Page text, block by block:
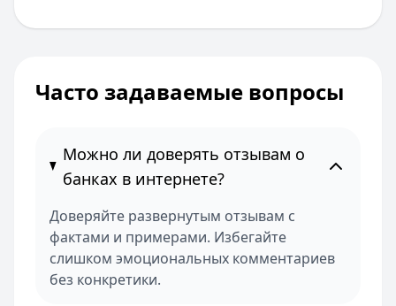
Часто задаваемые вопросы
Можно ли доверять отзывам о
банках в интернете?
Доверяйте развернутым отзывам с
фактами и примерами. Избегайте
слишком эмоциональных комментариев
без конкретики.